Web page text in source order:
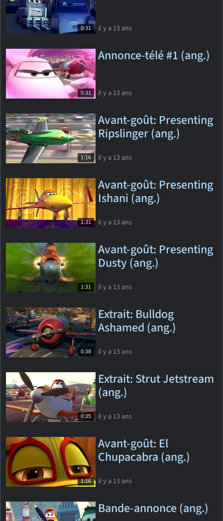
0:31 il y a 13 ans
0:31
Annonce-télé #1 (ang.)
il y a 13 ans
1:16
Avant-goût: Presenting
Ripslinger (ang.)
il y a 13 ans
1:31
Avant-goût: Presenting
Ishani (ang.)
il y a 13 ans
1:31
Avant-goût: Presenting
Dusty (ang.)
il y a 13 ans
0:38
Extrait: Bulldog
Ashamed (ang.)
il y a 13 ans
0:35
Extrait: Strut Jetstream
(ang.)
il y a 13 ans
1:16
Avant-goût: El
Chupacabra (ang.)
il y a 13 ans
Bande-annonce (ang.)